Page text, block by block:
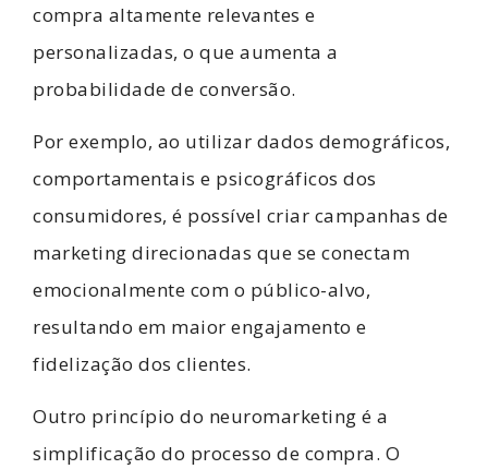
compra altamente relevantes e
personalizadas, o que aumenta a
probabilidade de conversão.
Por exemplo, ao utilizar dados demográficos,
comportamentais e psicográficos dos
consumidores, é possível criar campanhas de
marketing direcionadas que se conectam
emocionalmente com o público-alvo,
resultando em maior engajamento e
fidelização dos clientes.
Outro princípio do neuromarketing é a
simplificação do processo de compra. O